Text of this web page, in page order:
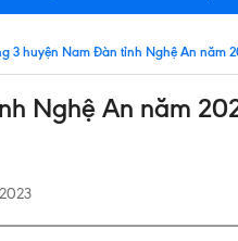
3 huyện Nam Đàn tỉnh Nghệ An năm
Nghệ An năm